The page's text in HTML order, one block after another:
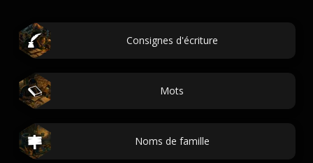
Consignes d'écriture
Mots
Noms de famille